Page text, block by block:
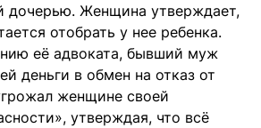
дочерью. Женщина утверждает,
отобрать у нее ребенка.
её адвоката, бывший муж
деньги в обмен на отказ от
женщине своей
утверждая, что всё